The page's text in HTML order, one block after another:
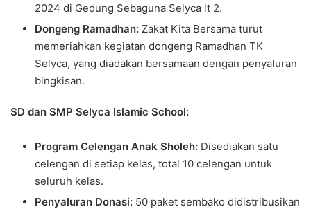
2024 di Gedung Sebaguna Selyca lt 2.
Dongeng Ramadhan: Zakat Kita Bersama turut
memeriahkan kegiatan dongeng Ramadhan TK
Selyca, yang diadakan bersamaan dengan penyaluran
bingkisan.
SD dan SMP Selyca Islamic School:
Program Celengan Anak Sholeh: Disediakan satu
celengan di setiap kelas, total 10 celengan untuk
seluruh kelas.
Penyaluran Donasi: 50 paket sembako didistribusikan